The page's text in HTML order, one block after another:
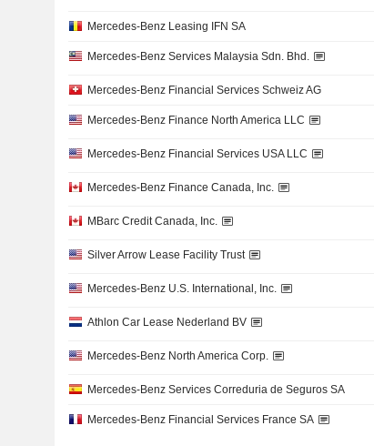
Mercedes-Benz Leasing IFN SA
Mercedes-Benz Services Malaysia Sdn. Bhd.
Mercedes-Benz Financial Services Schweiz AG
Mercedes-Benz Finance North America LLC
Mercedes-Benz Financial Services USA LLC
Mercedes-Benz Finance Canada, Inc.
MBarc Credit Canada, Inc.
Silver Arrow Lease Facility Trust
Mercedes-Benz U.S. International, Inc.
Athlon Car Lease Nederland BV
Mercedes-Benz North America Corp.
Mercedes-Benz Services Correduria de Seguros SA
Mercedes-Benz Financial Services France SA